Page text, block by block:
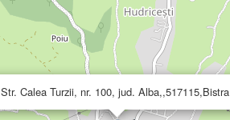
Str. Calea Turzii, nr. 100, jud. Alba,,517115,Bistra